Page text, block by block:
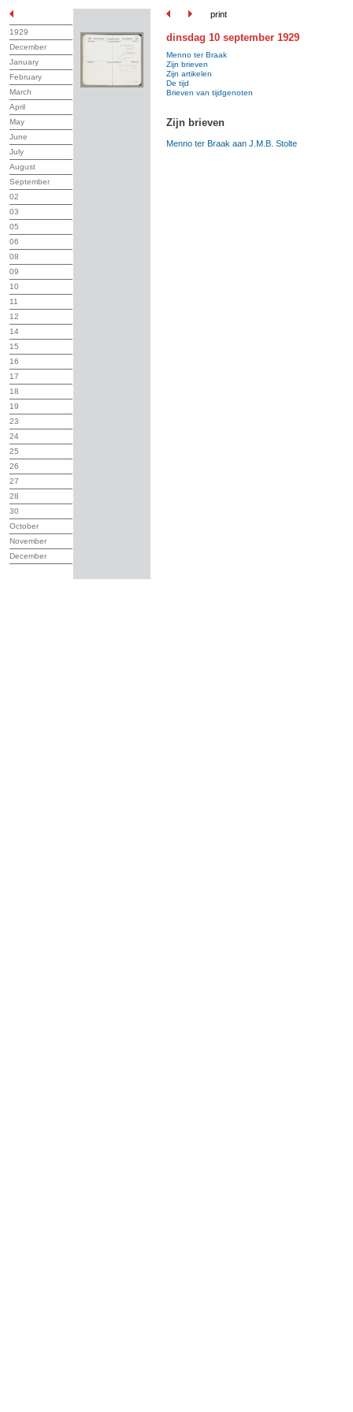
print
1929
December
January
February
March
April
May
June
July
August
September
02
03
05
06
08
09
10
11
12
14
15
16
17
18
19
23
24
25
26
27
28
30
October
November
December
dinsdag 10 september 1929
Menno ter Braak
Zijn brieven
Zijn artikelen
De tijd
Brieven van tijdgenoten
Zijn brieven
Menno ter Braak aan J.M.B. Stolte